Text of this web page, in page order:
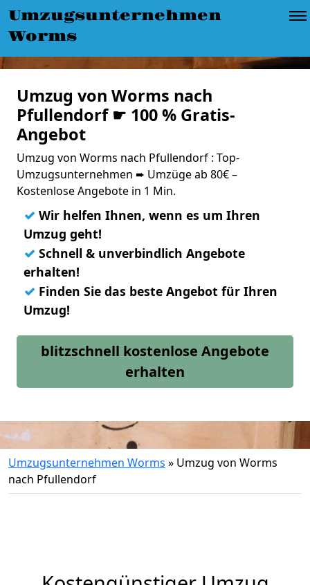
Umzugsunternehmen
Worms
Umzug von Worms nach
Pfullendorf ☛ 100 % Gratis-
Angebot
Umzug von Worms nach Pfullendorf : Top-
Umzugsunternehmen ➨ Umzüge ab 80€ –
Kostenlose Angebote in 1 Min.
✓ Wir helfen Ihnen, wenn es um Ihren
Umzug geht!
✓ Schnell & unverbindlich Angebote
erhalten!
✓ Finden Sie das beste Angebot für Ihren
Umzug!
blitzschnell kostenlose Angebote
erhalten
Umzugsunternehmen Worms » Umzug von Worms
nach Pfullendorf